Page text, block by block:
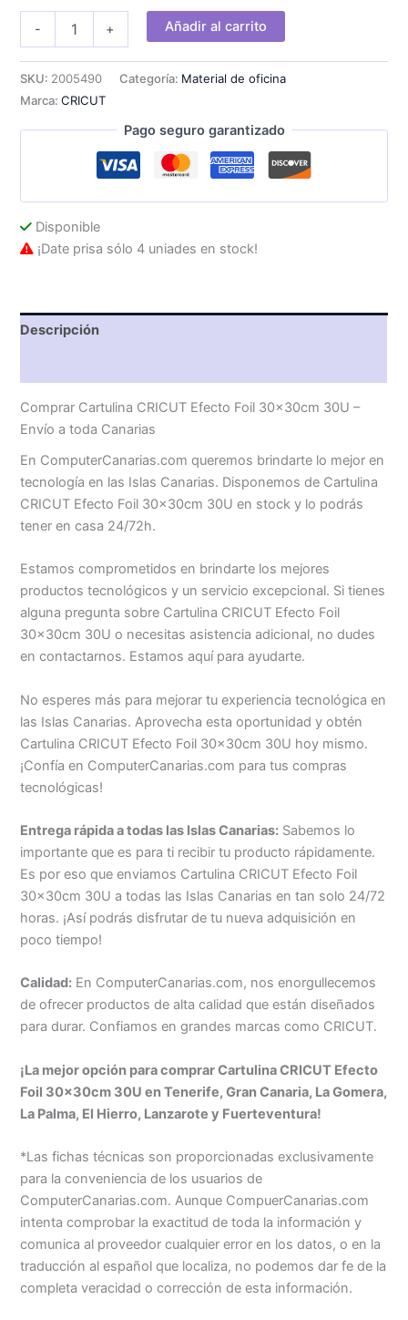
-
Foil
30U
cantidad
+ Añadir al carrito
SKU: 2005490 Categoría: Material de oficina
Marca:CRICUT
Pago seguro garantizado
Disponible
¡Date prisa sólo 4 uniades en stock!
Descripción
Comprar Cartulina CRICUT Efecto Foil 30x30cm 30U –
Envío a toda Canarias
En ComputerCanarias.com queremos brindarte lo mejor en
tecnología en las Islas Canarias. Disponemos de Cartulina
CRICUT Efecto Foil 30x30cm 30U en stock y lo podrás
tener en casa 24/72h.
Estamos comprometidos en brindarte los mejores
productos tecnológicos y un servicio excepcional. Si tienes
alguna pregunta sobre Cartulina CRICUT Efecto Foil
30x30cm 30U o necesitas asistencia adicional, no dudes
en contactarnos. Estamos aquí para ayudarte.
No esperes más para mejorar tu experiencia tecnológica en
las Islas Canarias. Aprovecha esta oportunidad y obtén
Cartulina CRICUT Efecto Foil 30x30cm 30U hoy mismo.
¡Confía en ComputerCanarias.com para tus compras
tecnológicas!
Entrega rápida a todas las Islas Canarias: Sabemos lo
importante que es para ti recibir tu producto rápidamente.
Es por eso que enviamos Cartulina CRICUT Efecto Foil
30x30cm 30U a todas las Islas Canarias en tan solo 24/72
horas. ¡Así podrás disfrutar de tu nueva adquisición en
poco tiempo!
Calidad: En ComputerCanarias.com, nos enorgullecemos
de ofrecer productos de alta calidad que están diseñados
para durar. Confiamos en grandes marcas como CRICUT.
¡La mejor opción para comprar Cartulina CRICUT Efecto
Foil 30x30cm 30U en Tenerife, Gran Canaria, La Gomera,
La Palma, El Hierro, Lanzarote y Fuerteventura!
*Las fichas técnicas son proporcionadas exclusivamente
para la conveniencia de los usuarios de
ComputerCanarias.com. Aunque CompuerCanarias.com
intenta comprobar la exactitud de toda la información y
comunica al proveedor cualquier error en los datos, o en la
traducción al español que localiza, no podemos dar fe de la
completa veracidad o corrección de esta información.